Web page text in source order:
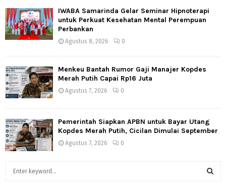
IWABA Samarinda Gelar Seminar Hipnoterapi
untuk Perkuat Kesehatan Mental Perempuan
Perbankan
Agustus 8, 2026 0
Menkeu Bantah Rumor Gaji Manajer Kopdes
Merah Putih Capai Rp16 Juta
Agustus 7, 2026 0
Pemerintah Siapkan APBN untuk Bayar Utang
Kopdes Merah Putih, Cicilan Dimulai September
Agustus 7, 2026 0